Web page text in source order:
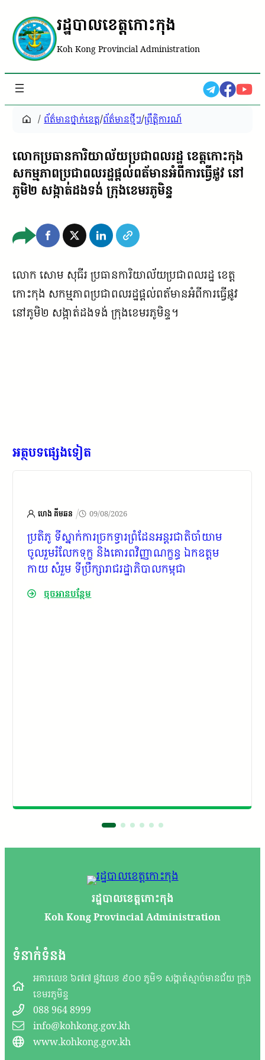
រដ្ឋបាលខេត្តកោះកុង
Koh Kong Provincial Administration
/ ព័ត៌មានថ្នាក់ខេត្ត/ព័ត៌មានថ្មីៗ/ព្រឹត្តិការណ៍
លោកប្រធានការិយាល័យប្រជាពលរដ្ឋ ខេត្តកោះកុង
សកម្មភាពប្រជាពលរដ្ឋផ្តល់ពត័មានអំពីការធ្វេីផ្លូវ នៅ
ភូមិ២ សង្កាត់ដងទង់ ក្រុងខេមរភូមិន្ទ
លោក សោម សុធីរ ប្រធានការិយាល័យប្រជាពលរដ្ឋ ខេត្ត
កោះកុង សកម្មភាពប្រជាពលរដ្ឋផ្តល់ពត័មានអំពីការធ្វេីផ្លូវ
នៅភូមិ២ សង្កាត់ដងទង់ ក្រុងខេមរភូមិន្ទ។
អត្ថបទផ្សេងទៀត
ហេង គីមឆន / 09/08/2026
ប្រតិភូ ទីស្នាក់ការច្រកទ្វារព្រំដែនអន្តរជាតិចាំយាម
ចូលរួមរំលែកទុក្ខ និងគោរពវិញ្ញាណក្ខន្ធ ឯកឧត្តម
កាយ សំរួម ទីប្រឹក្សារាជរដ្ឋាភិបាលកម្ពុជា
ចុចអានបន្ថែម
រដ្ឋបាលខេត្តកោះកុង
Koh Kong Provincial Administration
ទំនាក់ទំនង
អគារលេខ ៦៧៧ ផ្លូវលេខ ៩០០ ភូមិ១ សង្កាត់ស្មាច់មានជ័យ ក្រុង
ខេមរភូមិន្ទ
088 964 8999
info@kohkong.gov.kh
www.kohkong.gov.kh